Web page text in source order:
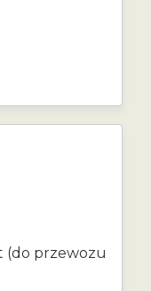
(do przewozu